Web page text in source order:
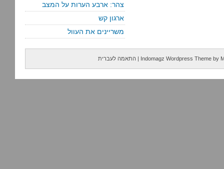
צהר: ארבע הערות על המצב
ארגון קש
משריינים את העוול
Indomagz Wordpress Theme by
| התאמה לעברית